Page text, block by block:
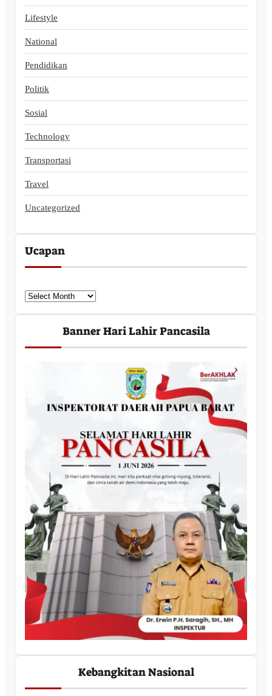
Lifestyle
National
Pendidikan
Politik
Sosial
Technology
Transportasi
Travel
Uncategorized
Ucapan
U
c
a
Banner Hari Lahir Pancasila
Kebangkitan Nasional